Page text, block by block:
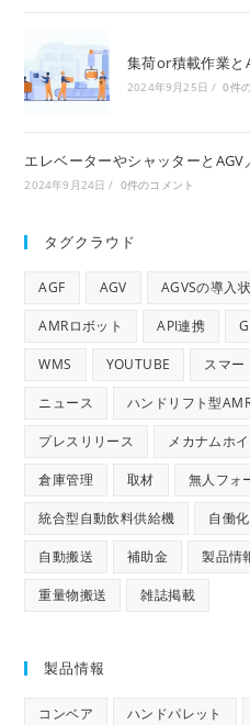
集荷or積載作業と
2024年9月25日 / 0件
エレベーターやシャッターとAGV
2024年9月24日 / 0件のコメント
タグクラウド
AGF AGV AGVSの導入
AMRロボット API連携
WMS YOUTUBE スマー
ニュース ハンドリフト型
プレスリリース メカナムホ
倉庫管理 取材 無人フォ
統合型自動飲料供給機 自働化
自動搬送 補助金 製品情
重量物搬送 雑誌掲載
製品情報
コンベア ハンドパレット